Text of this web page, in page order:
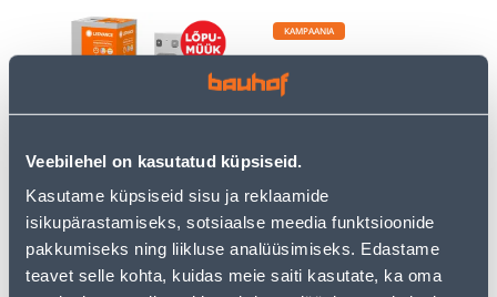
Veebilehel on kasutatud küpsiseid.
Kasutame küpsiseid sisu ja reklaamide
isikupärastamiseks, sotsiaalse meedia funktsioonide
pakkumiseks ning liikluse analüüsimiseks. Edastame
teavet selle kohta, kuidas meie saiti kasutate, ka oma
JUHTIMISPULT LEDVANCE
SMART WIFI RGB
7.00 € /tk
KAMPAANIA
HARUPESA 1-NE+2XKITSAS
AC
3 .72 €
2.23 € / tk